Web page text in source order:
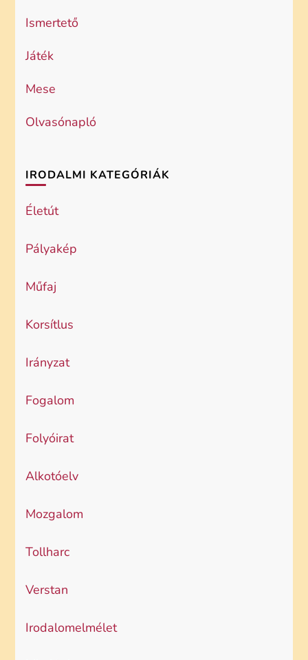
Ismertető
Játék
Mese
Olvasónapló
IRODALMI KATEGÓRIÁK
Életút
Pályakép
Műfaj
Korsítlus
Irányzat
Fogalom
Folyóirat
Alkotóelv
Mozgalom
Tollharc
Verstan
Irodalomelmélet